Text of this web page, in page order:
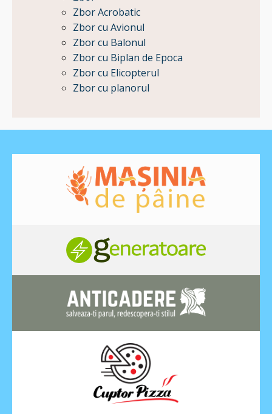
Zbor Acrobatic
Zbor cu Avionul
Zbor cu Balonul
Zbor cu Biplan de Epoca
Zbor cu Elicopterul
Zbor cu planorul